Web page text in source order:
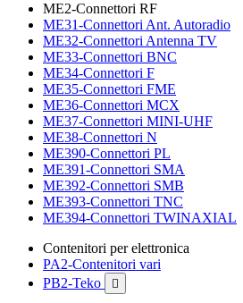
ME2-Connettori RF
ME31-Connettori Ant. Autoradio
ME32-Connettori Antenna TV
ME33-Connettori BNC
ME34-Connettori F
ME35-Connettori FME
ME36-Connettori MCX
ME37-Connettori MINI-UHF
ME38-Connettori N
ME390-Connettori PL
ME391-Connettori SMA
ME392-Connettori SMB
ME393-Connettori TNC
ME394-Connettori TWINAXIAL
Contenitori per elettronica
PA2-Contenitori vari
PB2-Teko
